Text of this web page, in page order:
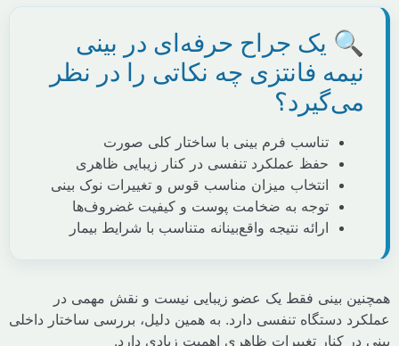
یک جراح حرفه‌ای در بینی
فانتزی چه نکاتی را در نظر
تناسب فرم بینی با ساختار کلی صورت
حفظ عملکرد تنفسی در کنار زیبایی ظاهری
انتخاب میزان مناسب قوس و تغییرات نوک بینی
توجه به ضخامت پوست و کیفیت غضروف‌ها
ارائه نتیجه واقع‌بینانه متناسب با شرایط بیمار
بینی فقط یک عضو زیبایی نیست و نقش مهمی در
دستگاه تنفسی دارد. به همین دلیل، بررسی ساختار داخلی
کنار تغییرات ظاهری اهمیت زیادی دارد.